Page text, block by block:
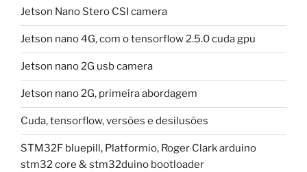
Jetson Nano Stero CSI camera
Jetson nano 4G, com o tensorflow 2.5.0 cuda gpu
Jetson nano 2G usb camera
Jetson nano 2G, primeira abordagem
Cuda, tensorflow, versões e desilusões
STM32F bluepill, Platformio, Roger Clark arduino
stm32 core & stm32duino bootloader